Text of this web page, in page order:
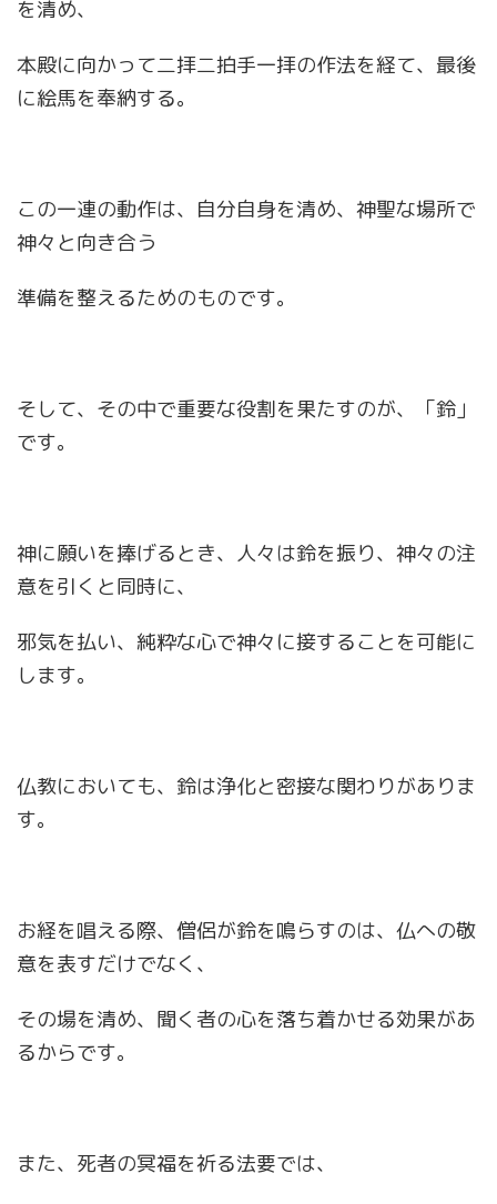
を清め、
本殿に向かって二拝二拍手一拝の作法を経て、最後
に絵馬を奉納する。
この一連の動作は、自分自身を清め、神聖な場所で
神々と向き合う
準備を整えるためのものです。
そして、その中で重要な役割を果たすのが、「鈴」
です。
神に願いを捧げるとき、人々は鈴を振り、神々の注
意を引くと同時に、
邪気を払い、純粋な心で神々に接することを可能に
します。
仏教においても、鈴は浄化と密接な関わりがありま
す。
お経を唱える際、僧侶が鈴を鳴らすのは、仏への敬
意を表すだけでなく、
その場を清め、聞く者の心を落ち着かせる効果があ
るからです。
また、死者の冥福を祈る法要では、